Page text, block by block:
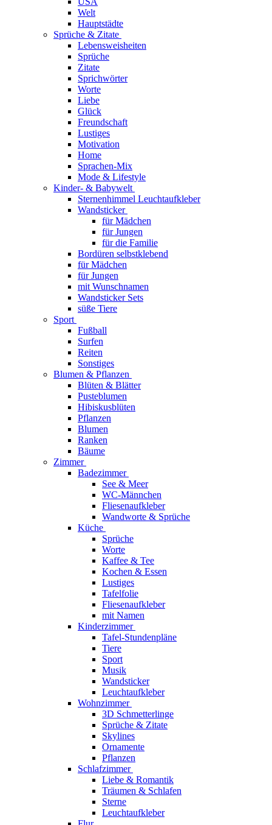
Welt
Hauptstädte
Sprüche & Zitate
Lebensweisheiten
Sprüche
Zitate
Sprichwörter
Worte
Liebe
Glück
Freundschaft
Lustiges
Motivation
Home
Sprachen-Mix
Mode & Lifestyle
Kinder- & Babywelt
Sternenhimmel Leuchtaufkleber
Wandsticker
für Mädchen
für Jungen
für die Familie
Bordüren selbstklebend
für Mädchen
für Jungen
mit Wunschnamen
Wandsticker Sets
süße Tiere
Sport
Fußball
Surfen
Reiten
Sonstiges
Blumen & Pflanzen
Blüten & Blätter
Pusteblumen
Hibiskusblüten
Pflanzen
Blumen
Ranken
Bäume
Zimmer
Badezimmer
See & Meer
WC-Männchen
Fliesenaufkleber
Wandworte & Sprüche
Küche
Sprüche
Worte
Kaffee & Tee
Kochen & Essen
Lustiges
Tafelfolie
Fliesenaufkleber
mit Namen
Kinderzimmer
Tafel-Stundenpläne
Tiere
Sport
Musik
Wandsticker
Leuchtaufkleber
Wohnzimmer
3D Schmetterlinge
Sprüche & Zitate
Skylines
Ornamente
Pflanzen
Schlafzimmer
Liebe & Romantik
Träumen & Schlafen
Sterne
Leuchtaufkleber